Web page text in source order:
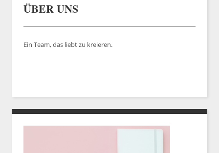
ÜBER UNS
Ein Team, das liebt zu kreieren.